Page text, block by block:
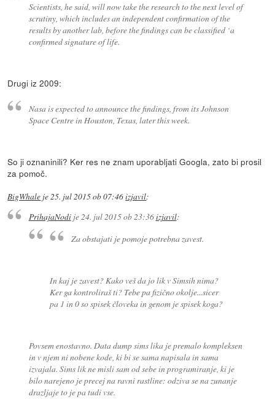
Scientists, he said, will now take the research to the next level of
scrutiny, which includes an independent confirmation of the
results by another lab, before the findings can be classified ‘a
confirmed signature of life.
Drugi iz 2009:
Nasa is expected to announce the findings, from its Johnson
Space Centre in Houston, Texas, later this week.
So ji oznaninili? Ker res ne znam uporabljati Googla, zato bi prosil
za pomoč.
BigWhale je25. jul 2015 ob 07:46izjavil:
PrihajaNodije24. jul 2015 ob 23:36izjavil:
Za obstajati je pomoje potrebna zavest.
In kaj je zavest? Kako veš da jo lik v Simsih nima?
Ker ga kontroliraš ti? Tebe pa fizično okolje...sicer
pa 1 in 0 so spisek človeka in genom je spisek koga?
Povsem enostavno. Data dump sims lika je premalo kompleksen
in v njem ni nobene kode, ki bi se sama napisala in sama
izvajala. Sims lik ne misli sam od sebe in programiranje, ki je
bilo narejeno je precej na ravni rastline: odziva se na zunanje
drazljaje to je pa tudi vse.